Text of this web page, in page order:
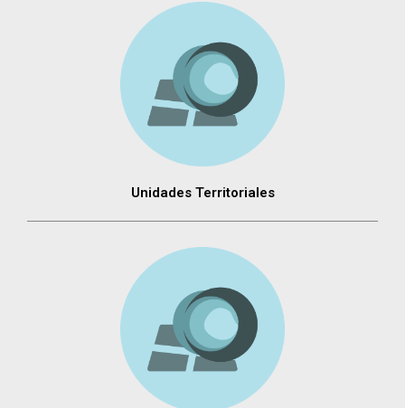
Unidades Territoriales